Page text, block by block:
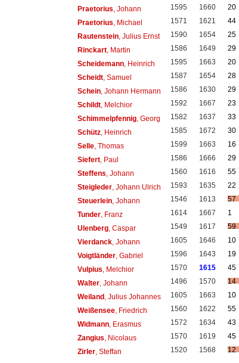
Praetorius , Johann 1595 1660
20
Praetorius , Michael 1571 1621
44
Rautenstein, Julius Ernst 1590 1654
25
Rinckart, Martin 1586 1649
29
Scheidemann, Heinrich 1595 1663
20
Scheidt, Samuel 1587 1654
28
Schein, Johann Hermann 1586 1630
29
Schildt, Melchior 1592 1667
23
Schimmelpfennig, Georg 1582 1637
33
Schütz, Heinrich 1585 1672
30
Selle, Thomas 1599 1663
16
Siefert, Paul 1586 1666
29
Steffens , Johann 1560 1616
55
Steigleder, Johann Ulrich 1593 1635
22
Steuerlein, Johann 1546 1613
57
Tunder, Franz 1614 1667
1
Ulenberg, Caspar 1549 1617
59
Vierdanck, Johann 1605 1646
10
Voigtländer, Gabriel 1596 1643
19
Vulpius , Melchior 1570 1615
45
Walter, Johann 1496 1570
14
Weiland, Julius Johannes 1605 1663
10
Weißensee, Friedrich 1560 1622
55
Widmann, Erasmus 1572 1634
43
Zangius , Nicolaus 1570 1619
45
Zirler, Steffan 1520 1568 12